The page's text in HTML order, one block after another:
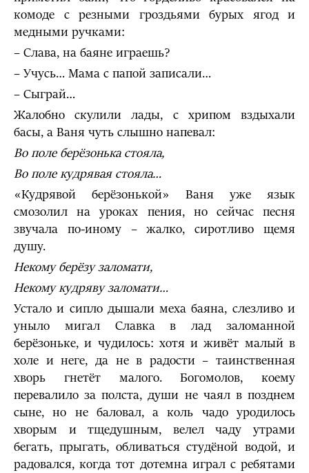
комоде с резными гроздьями бурых ягод и
медными ручками:
– Слава, на баяне играешь?
– Учусь… Мама с папой записали…
– Сыграй…
Жалобно скулили лады, с хрипом вздыхали
басы, а Ваня чуть слышно напевал:
Во поле берёзонька стояла,
Во поле кудрявая стояла…
«Кудрявой берёзонькой» Ваня уже язык
смозолил на уроках пения, но сейчас песня
звучала по-иному – жалко, сиротливо щемя
душу.
Некому берёзу заломати,
Некому кудряву заломати…
Устало и сипло дышали меха баяна, слезливо и
уныло мигал Славка в лад заломанной
берёзоньке, и чудилось: хотя и живёт малый в
холе и неге, да не в радости – таинственная
хворь гнетёт малого. Богомолов, коему
перевалило за полста, души не чаял в позднем
сыне, но не баловал, а коль чадо уродилось
хворым и тщедушным, велел чаду утрами
бегать, прыгать, обливаться студёной водой, и
радовался, когда тот дотемна играл с ребятами